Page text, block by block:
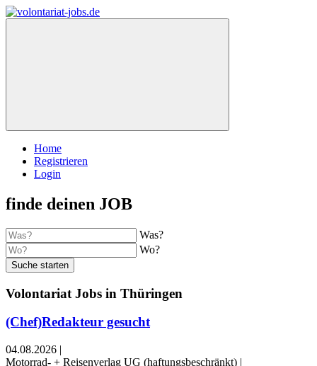
Home
Registrieren
Login
finde deinen JOB
Was?
Wo?
Suche starten
Volontariat Jobs in Thüringen
(Chef)Redakteur gesucht
04.08.2026 |
Motorrad- + Reisenverlag UG (haftungsbeschränkt) |